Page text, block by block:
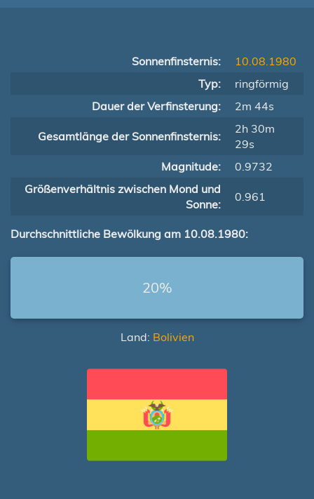
Sonnenfinsternis:
10.08.1980
Typ:
ringförmig
Dauer der Verfinsterung:
2m 44s
Gesamtlänge der Sonnenfinsternis:
2h 30m
29s
Magnitude:
0.9732
Größenverhältnis zwischen Mond und
Sonne:
0.961
Durchschnittliche Bewölkung am 10.08.1980:
20%
Land: Bolivien